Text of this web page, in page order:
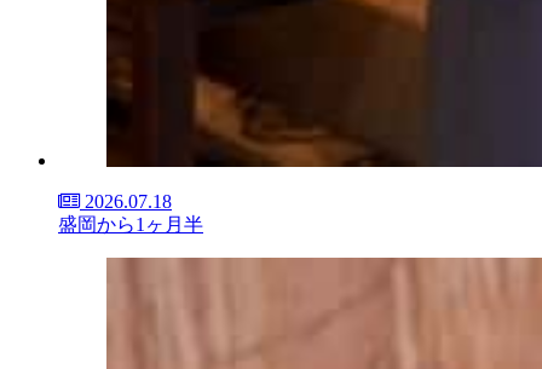
2026.07.18
盛岡から1ヶ月半